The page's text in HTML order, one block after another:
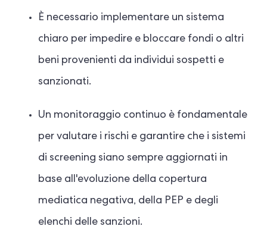
È necessario implementare un sistema
chiaro per impedire e bloccare fondi o altri
beni provenienti da individui sospetti e
sanzionati.
Un monitoraggio continuo è fondamentale
per valutare i rischi e garantire che i sistemi
di screening siano sempre aggiornati in
base all'evoluzione della copertura
mediatica negativa, della PEP e degli
elenchi delle sanzioni.